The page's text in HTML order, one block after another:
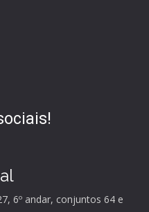
6º andar, conjuntos 64 e